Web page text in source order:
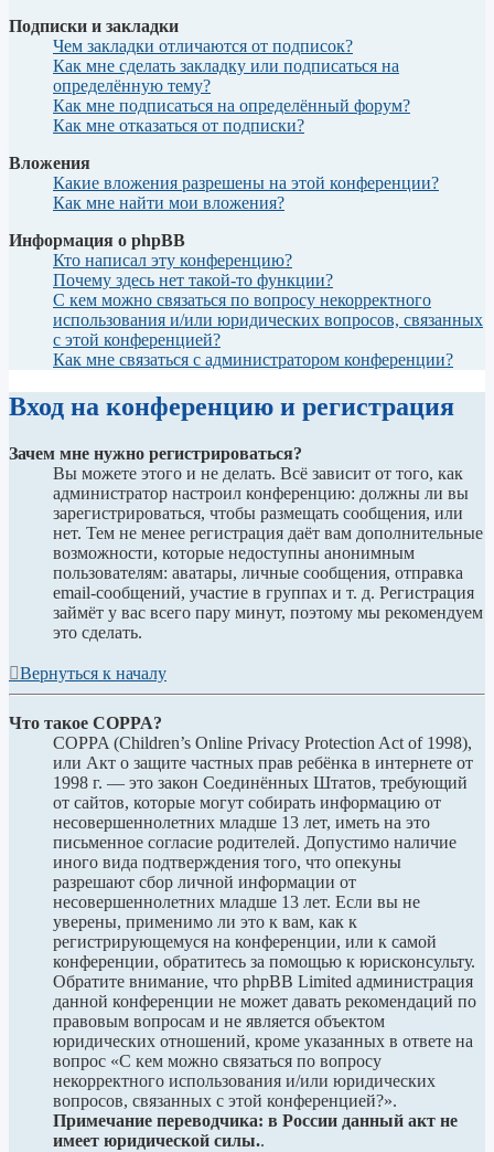
Подписки и закладки
Чем закладки отличаются от подписок?
Как мне сделать закладку или подписаться на
определённую тему?
Как мне подписаться на определённый форум?
Как мне отказаться от подписки?
Вложения
Какие вложения разрешены на этой конференции?
Как мне найти мои вложения?
Информация о phpBB
Кто написал эту конференцию?
Почему здесь нет такой-то функции?
С кем можно связаться по вопросу некорректного
использования и/или юридических вопросов, связанных
с этой конференцией?
Как мне связаться с администратором конференции?
Вход на конференцию и регистрация
Зачем мне нужно регистрироваться?
Вы можете этого и не делать. Всё зависит от того, как
администратор настроил конференцию: должны ли вы
зарегистрироваться, чтобы размещать сообщения, или
нет. Тем не менее регистрация даёт вам дополнительные
возможности, которые недоступны анонимным
пользователям: аватары, личные сообщения, отправка
email-сообщений, участие в группах и т. д. Регистрация
займёт у вас всего пару минут, поэтому мы рекомендуем
это сделать.
Вернуться к началу
Что такое COPPA?
COPPA (Children’s Online Privacy Protection Act of 1998),
или Акт о защите частных прав ребёнка в интернете от
1998 г. — это закон Соединённых Штатов, требующий
от сайтов, которые могут собирать информацию от
несовершеннолетних младше 13 лет, иметь на это
письменное согласие родителей. Допустимо наличие
иного вида подтверждения того, что опекуны
разрешают сбор личной информации от
несовершеннолетних младше 13 лет. Если вы не
уверены, применимо ли это к вам, как к
регистрирующемуся на конференции, или к самой
конференции, обратитесь за помощью к юрисконсульту.
Обратите внимание, что phpBB Limited администрация
данной конференции не может давать рекомендаций по
правовым вопросам и не является объектом
юридических отношений, кроме указанных в ответе на
вопрос «С кем можно связаться по вопросу
некорректного использования и/или юридических
вопросов, связанных с этой конференцией?».
Примечание переводчика: в России данный акт не
имеет юридической силы..